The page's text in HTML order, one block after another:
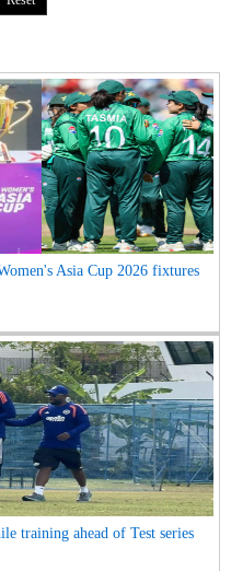
Asia Cup 2026 fixtures
training ahead of Test series